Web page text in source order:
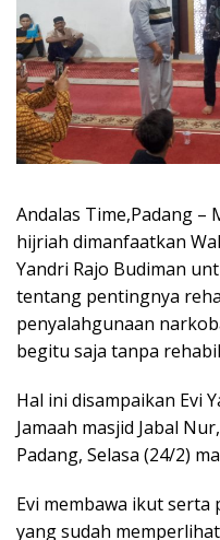
Andalas Time,Padang –
hijriah dimanfaatkan
Yandri Rajo Budiman
tentang pentingnya
penyalahgunaan
begitu saja tanpa
Hal ini disampaikan Evi
Jamaah masjid Jabal
Padang, Selasa (24/2)
Evi membawa ikut
yang sudah